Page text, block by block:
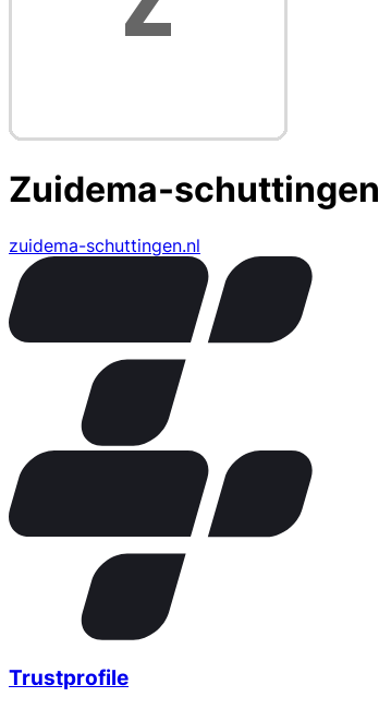
Zuidema-schuttingen
zuidema-schuttingen.nl
Trustprofile